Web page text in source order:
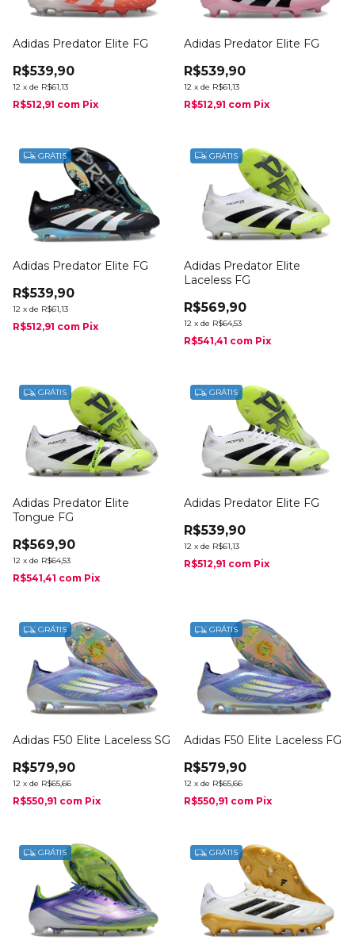
Adidas Predator Elite FG
R$539,90
12 x de R$61,13
R$512,91 com Pix
Adidas Predator Elite FG
R$539,90
12 x de R$61,13
R$512,91 com Pix
GRÁTIS
Adidas Predator Elite FG
R$539,90
12 x de R$61,13
R$512,91 com Pix
GRÁTIS
Adidas Predator Elite
Laceless FG
R$569,90
12 x de R$64,53
R$541,41 com Pix
GRÁTIS
Adidas Predator Elite
Tongue FG
R$569,90
12 x de R$64,53
R$541,41 com Pix
GRÁTIS
Adidas Predator Elite FG
R$539,90
12 x de R$61,13
R$512,91 com Pix
GRÁTIS
Adidas F50 Elite Laceless SG
R$579,90
12 x de R$65,66
R$550,91 com Pix
GRÁTIS
Adidas F50 Elite Laceless FG
R$579,90
12 x de R$65,66
R$550,91 com Pix
GRÁTIS GRÁTIS